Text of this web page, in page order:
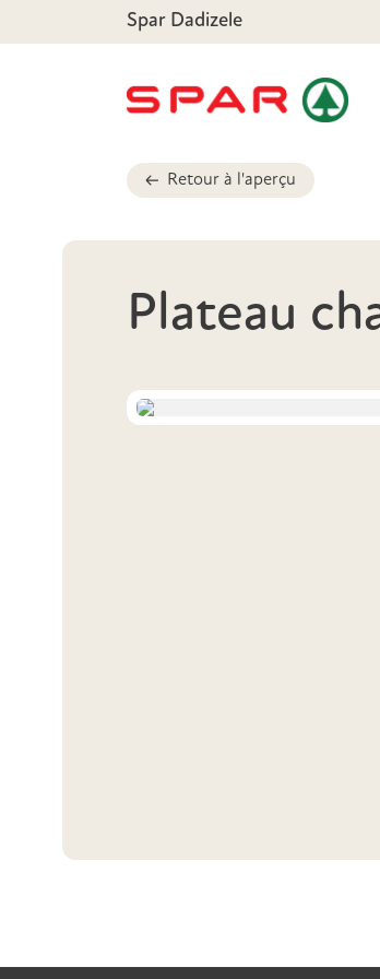
Spar Dadizele
Retour à l'aperçu
Plateau